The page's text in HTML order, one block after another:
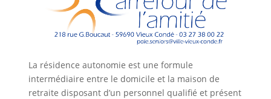
La résidence autonomie est une formule
intermédiaire entre le domicile et la maison de
retraite disposant d’un personnel qualifié et présent